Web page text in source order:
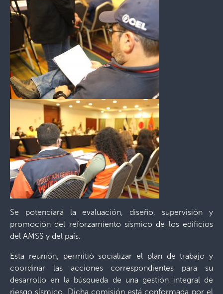
Se potenciará la evaluación, diseño, supervisión y
promoción del reforzamiento sísmico de los edificios
del AMSS y del país.
Esta reunión, permitió socializar el plan de trabajo y
coordinar las acciones correspondientes para su
desarrollo en la búsqueda de una gestión integral de
riesgo sísmico. Dicha comisión está conformada por el